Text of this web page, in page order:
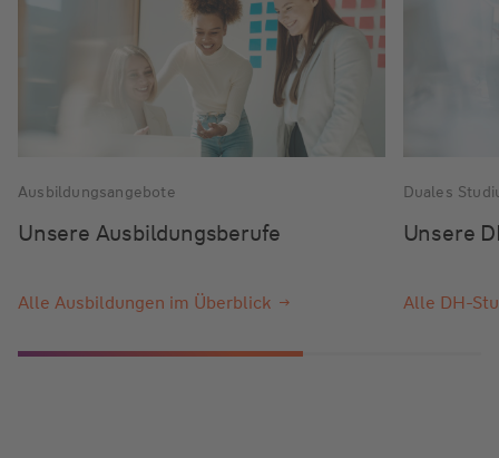
Ausbildungsangebote
Unsere Ausbildungsberufe
Alle Ausbildungen im Überblick
Duales
Unsere
Alle DH-